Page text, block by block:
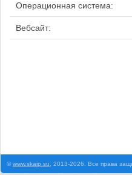
Операционная система:
Вебсайт:
©www.skaip.su , 2013-2026. Все права